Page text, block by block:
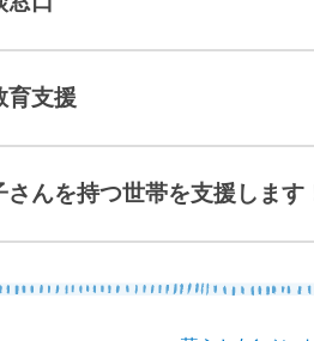
広報
移住情報
育支援
んを持つ世帯を支援します